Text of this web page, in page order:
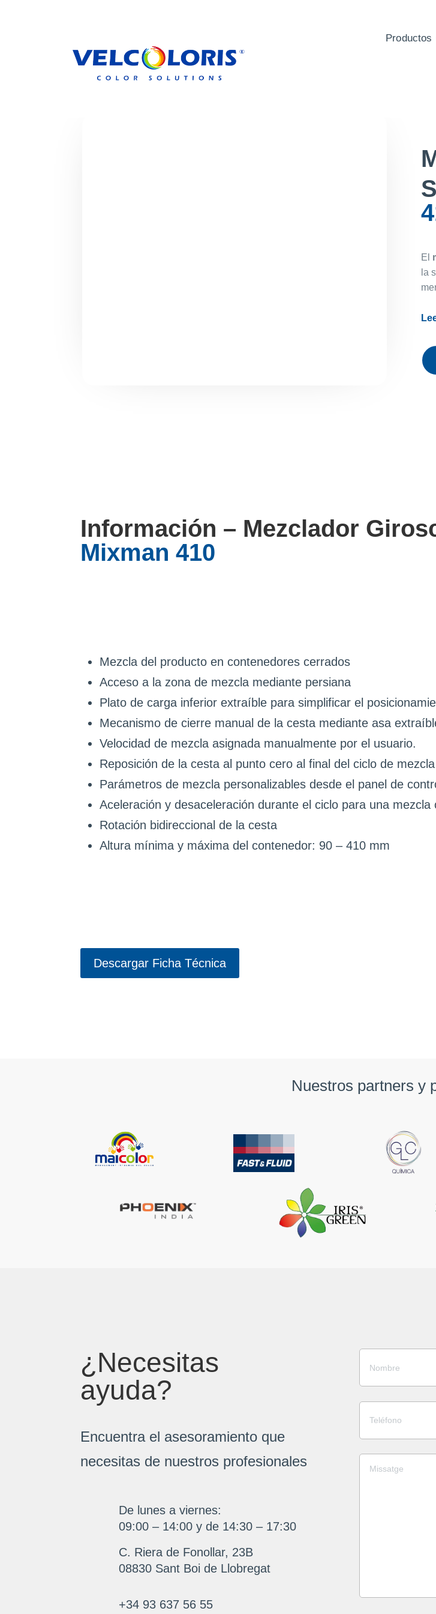
Productos
El
la
Información – Mezclador
Mixman 410
Mezcla del producto en contenedores cerrados
Acceso a la zona de mezcla mediante persiana
Plato de carga inferior extraíble para simplificar el
Mecanismo de cierre manual de la cesta mediante asa
Velocidad de mezcla asignada manualmente por el usuario.
Reposición de la cesta al punto cero al final del ciclo de mezcla
Parámetros de mezcla personalizables desde el panel de
Aceleración y desaceleración durante el ciclo para una mezcla
Rotación bidireccional de la cesta
Altura mínima y máxima del contenedor: 90 – 410 mm
Descargar Ficha Técnica
Nuestros partners y
¿Necesitas
ayuda?
Encuentra el asesoramiento que
necesitas de nuestros profesionales
De lunes a viernes:
09:00 – 14:00 y de 14:30 – 17:30
C. Riera de Fonollar, 23B
08830 Sant Boi de Llobregat
+34 93 637 56 55